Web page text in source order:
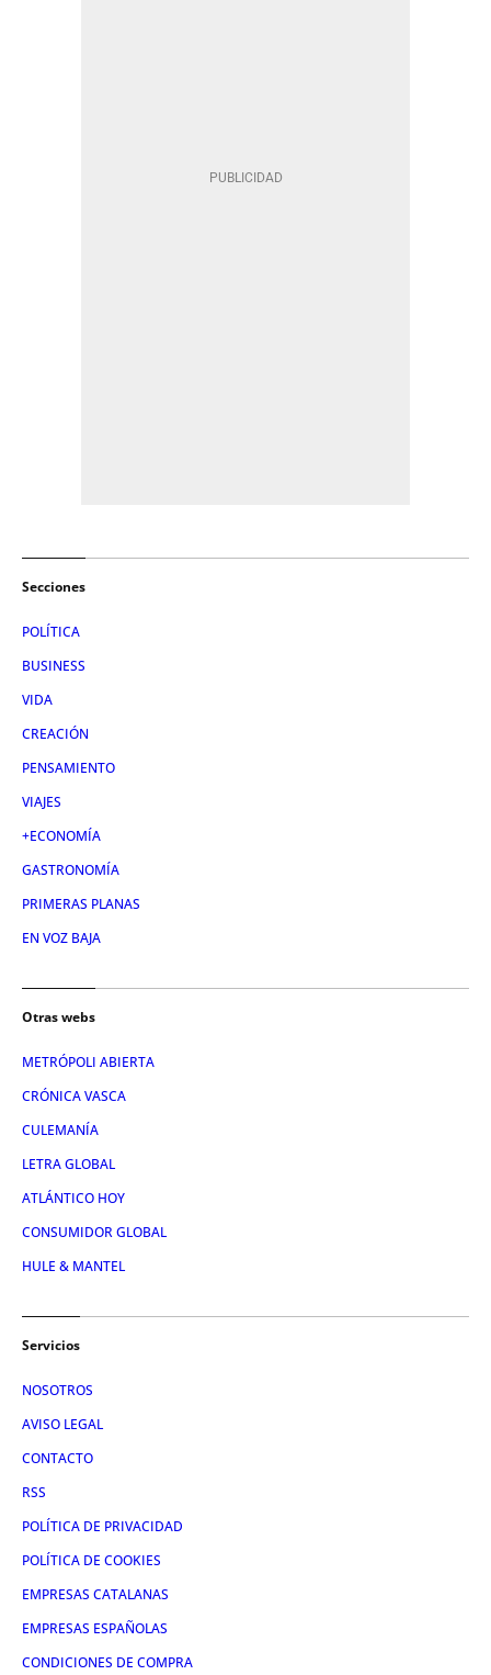
Secciones
POLÍTICA
BUSINESS
VIDA
CREACIÓN
PENSAMIENTO
VIAJES
+ECONOMÍA
GASTRONOMÍA
PRIMERAS PLANAS
EN VOZ BAJA
Otras webs
METRÓPOLI ABIERTA
CRÓNICA VASCA
CULEMANÍA
LETRA GLOBAL
ATLÁNTICO HOY
CONSUMIDOR GLOBAL
HULE & MANTEL
Servicios
NOSOTROS
AVISO LEGAL
CONTACTO
RSS
POLÍTICA DE PRIVACIDAD
POLÍTICA DE COOKIES
EMPRESAS CATALANAS
EMPRESAS ESPAÑOLAS
CONDICIONES DE COMPRA